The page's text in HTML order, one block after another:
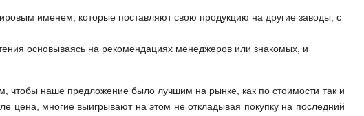
именем, которые поставляют свою продукцию на другие заводы, с
основываясь на рекомендациях менеджеров или знакомых, и
чтобы наше предложение было лучшим на рынке, как по стоимости так и
цена, многие выигрывают на этом не откладывая покупку на последний